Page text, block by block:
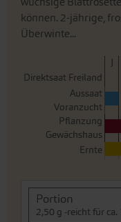
können. 2-jährige,
Überwinte...
J
Direktsaat Freiland
Aussaat
Voranzucht
Pflanzung
Gewächshaus
Ernte
Portion
2,50 g -reicht für ca.